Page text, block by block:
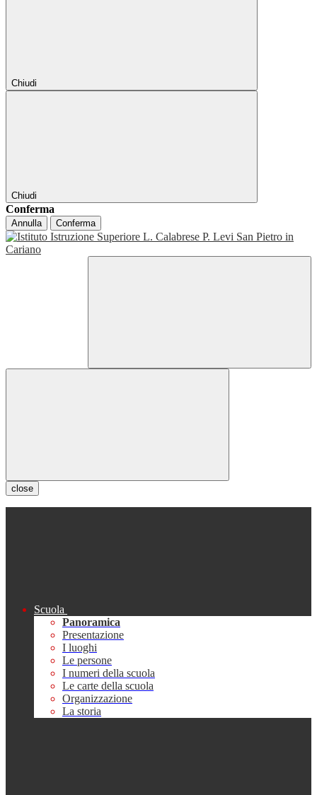
Chiudi
Chiudi
Conferma
Annulla Conferma
close
Scuola
Panoramica
Presentazione
I luoghi
Le persone
I numeri della scuola
Le carte della scuola
Organizzazione
La storia